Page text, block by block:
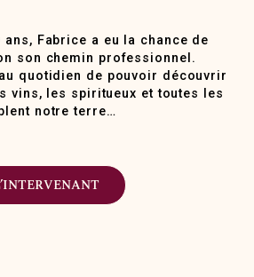
ans, Fabrice a eu la chance de
son chemin professionnel.
au quotidien de pouvoir découvrir
vins, les spiritueux et toutes les
notre terre…